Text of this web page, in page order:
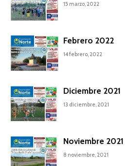
15 marzo, 2022
Febrero 2022
14 febrero, 2022
Diciembre 2021
13 diciembre, 2021
Noviembre 2021
8 noviembre, 2021